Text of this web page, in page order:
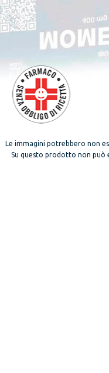
Le immagini potrebbero non
Su questo prodotto non può